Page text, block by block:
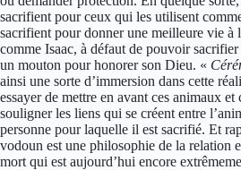
sacrifient pour ceux qui les utilisent
sacrifient pour donner une meilleure vie à
comme Isaac, à défaut de pouvoir
un mouton pour honorer son Dieu. «
ainsi une sorte d’immersion dans cette
essayer de mettre en avant ces animaux et
souligner les liens qui se créent entre
personne pour laquelle il est sacrifié. Et
vodoun est une philosophie de la relation
mort qui est aujourd’hui encore